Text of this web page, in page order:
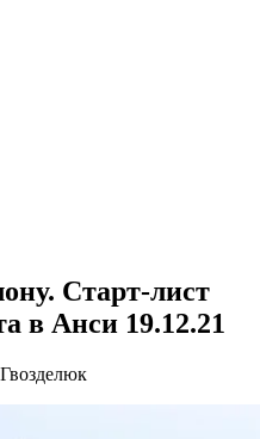
Старт-лист
в Анси 19.12.21